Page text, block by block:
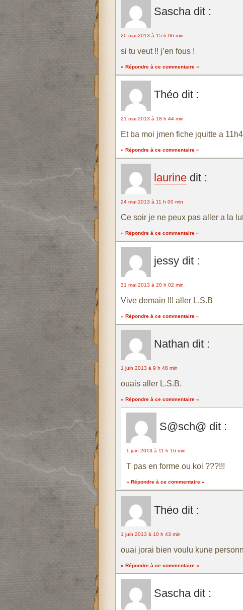
Sascha dit :
20 mai 2013 à 15 h 06 min
si tu veut !! j’en fous !
» Répondre à ce commentaire «
Théo dit :
21 mai 2013 à 18 h 44 min
Et ba moi jmen fiche jquitte a
» Répondre à ce commentaire «
laurine dit :
24 mai 2013 à 11 h 00 min
Ce soir je ne peux pas aller a la
» Répondre à ce commentaire «
jessy dit :
31 mai 2013 à 20 h 02 min
Vive demain !!! aller L.S.B
» Répondre à ce commentaire «
Nathan dit :
1 juin 2013 à 9 h 48 min
ouais aller L.S.B.
» Répondre à ce commentaire «
S@sch@ dit :
1 juin 2013 à 11 h 16 min
T pas en forme ou koi ???!!!
» Répondre à ce commentaire «
Théo dit :
1 juin 2013 à 10 h 43 min
ouai jorai bien voulu kune
» Répondre à ce commentaire «
Sascha dit :